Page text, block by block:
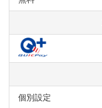
個別設定